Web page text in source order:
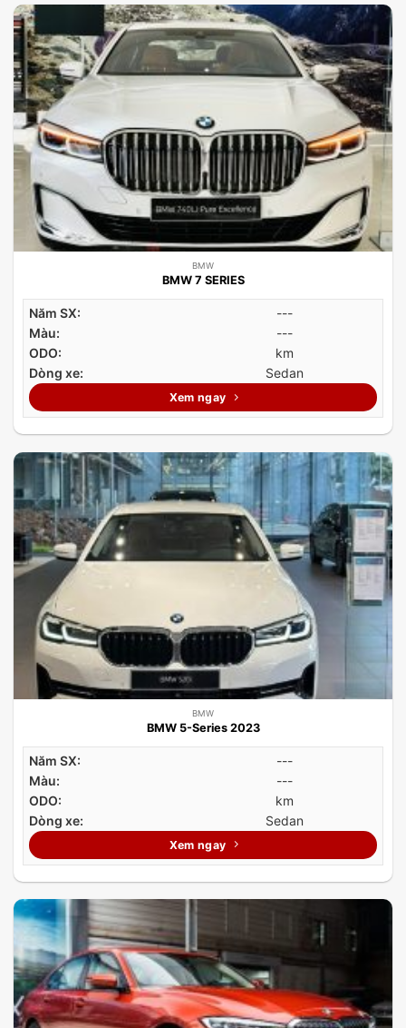
BMW
BMW 7 SERIES
Năm SX:
---
Màu:
---
ODO:
km
Dòng xe:
Sedan
Xem ngay
BMW
BMW 5-Series 2023
Năm SX:
---
Màu:
---
ODO:
km
Dòng xe:
Sedan
Xem ngay